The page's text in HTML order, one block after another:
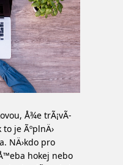
Å¾e trÃ¡vÃ­
je ÃºplnÄ›
NÄ›kdo pro
hokej nebo